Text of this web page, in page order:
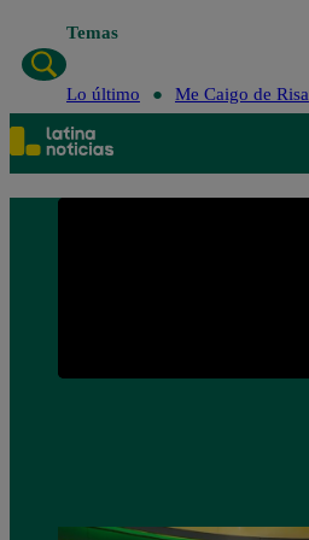
Temas
Lo último Me Caigo de Risa